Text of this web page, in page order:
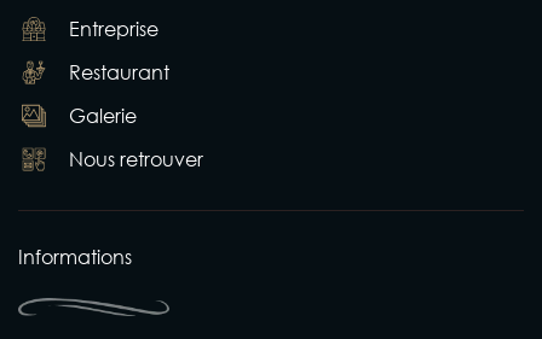
Entreprise
Restaurant
Galerie
Nous retrouver
Informations